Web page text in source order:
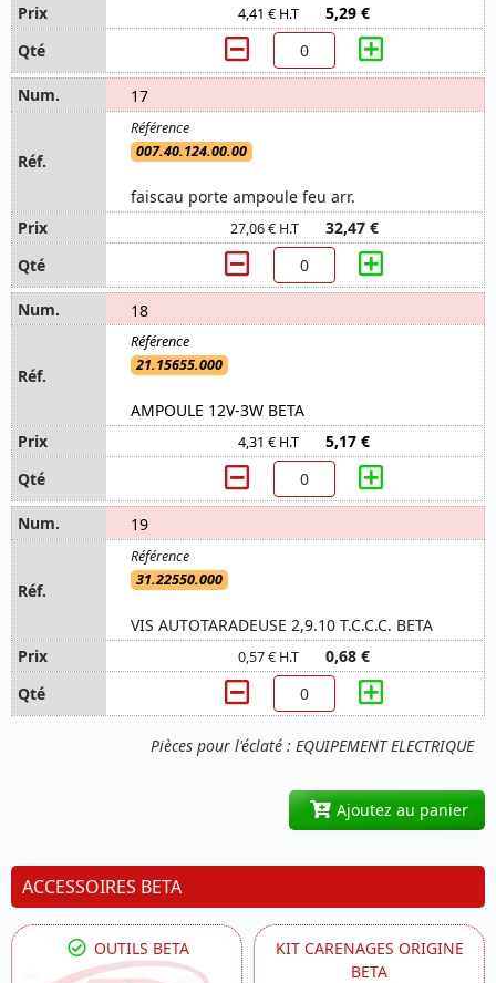
Pièces pour l'éclaté : EQUIPEMENT ELECTRIQUE
4,41 € H.T 5,29 €
17
007.40.124.00.00
faiscau porte ampoule feu arr.
27,06 € H.T 32,47 €
18
21.15655.000
AMPOULE 12V-3W BETA
4,31 € H.T 5,17 €
19
31.22550.000
VIS AUTOTARADEUSE 2,9.10 T.C.C.C. BETA
0,57 € H.T 0,68 €
Ajoutez au panier
ACCESSOIRES BETA
OUTILS BETA
KIT CARENAGES ORIGINE
BETA